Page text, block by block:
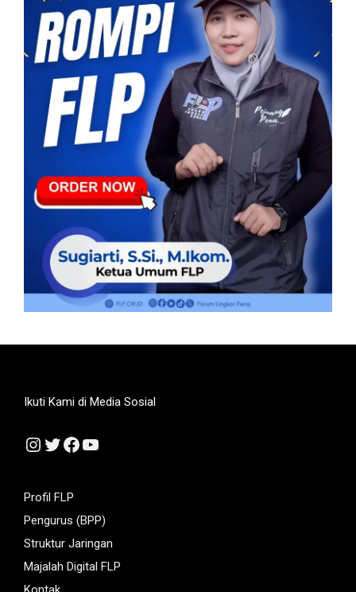
Ikuti Kami di Media Sosial
Instagram
Twitter
Facebook
YouTube
Profil FLP
Pengurus (BPP)
Struktur Jaringan
Majalah Digital FLP